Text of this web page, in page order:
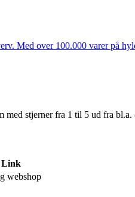
Med over 100.000 varer på
stjerner fra 1 til 5 ud fra
Link
webshop